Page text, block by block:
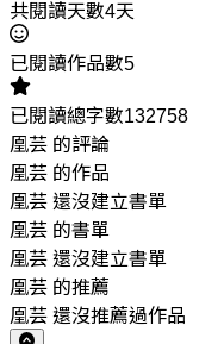
共閱讀天數4天
已閱讀作品數5
已閱讀總字數132758
凰芸 的評論
凰芸 的作品
凰芸 還沒建立書單
凰芸 的書單
凰芸 還沒建立書單
凰芸 的推薦
凰芸 還沒推薦過作品